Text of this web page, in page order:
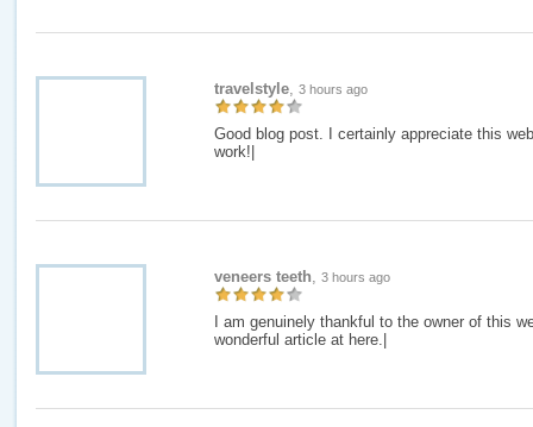
travelstyle, 3 hours ago
Good blog post. I certainly appreciate this
work!|
veneers teeth, 3 hours ago
I am genuinely thankful to the owner of this
wonderful article at here.|